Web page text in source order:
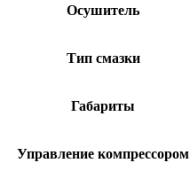
Осушитель
Тип смазки
Габариты
Управление компрессором